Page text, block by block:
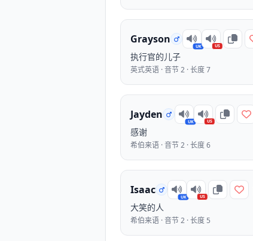
Grayson
UK US
执行官的儿子
英式英语 · 音节 2 · 长度 7
Jayden
UK US
感谢
希伯来语 · 音节 2 · 长度 6
Isaac
UK US
大笑的人
希伯来语 · 音节 2 · 长度 5